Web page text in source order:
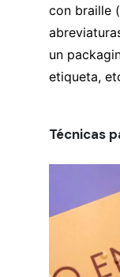
con braille
un
etiqueta,
Técnicas